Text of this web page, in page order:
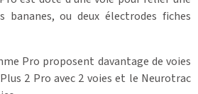
bananes, ou deux électrodes fiches
Pro proposent davantage de voies
2 Pro avec 2 voies et le Neurotrac